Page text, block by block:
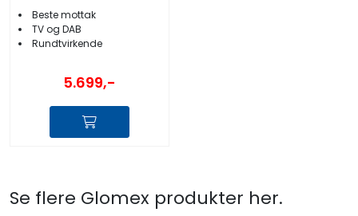
Beste mottak
TV og DAB
Rundtvirkende
5.699,-
Se flere Glomex produkter her.